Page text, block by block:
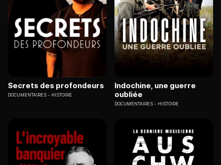
Secrets des profondeurs
DOCUMENTAIRES HISTOIRE
Indochine, une guerre
oubliée
DOCUMENTAIRES HISTOIRE